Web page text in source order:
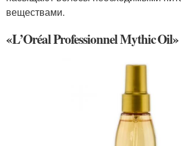
веществами.
«L’Oréal Professionnel Mythic Oil»